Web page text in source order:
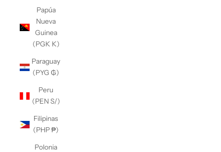
Papúa
Nueva
Guinea
(PGK K)
Paraguay
(PYG ₲)
Peru
(PEN S/)
Filipinas
(PHP ₱)
Polonia